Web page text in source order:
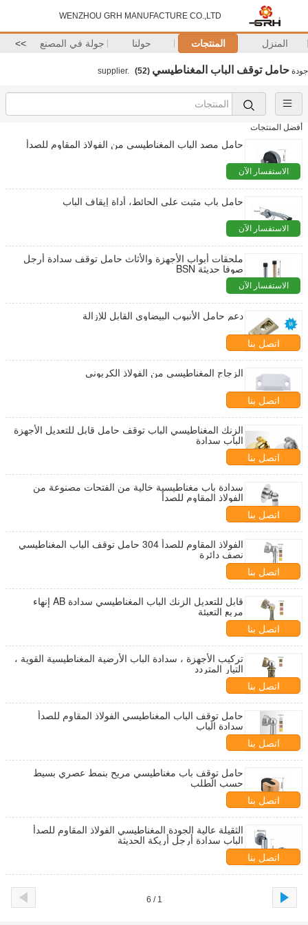
WENZHOU GRH MANUFACTURE CO.,LTD
المنزل المنتجات حولنا جولة في المصنع >>
جودة حامل توقف الباب المغناطيسي (52)
أفضل المنتجات
حامل مصد الباب المغناطيسي من الفولاذ المقاوم للصدأ
الاستفسار الآن
حامل باب مثبت على الحائط، أداة إيقاف الباب
الاستفسار الآن
ملحقات أبواب الأجهزة والأثاث حامل توقف سدادة أرجل
صوفا حديثة BSN
الاستفسار الآن
دعم حامل الأنبوب البيضاوي القابل للإزالة
اتصل بنا
الزجاج المغناطيسي من الفولاذ الكربوني
اتصل بنا
الزنك المغناطيسي الباب توقف حامل قابل للتعديل الأجهزة
الباب سدادة
اتصل بنا
سدادة باب مغناطيسية خالية من الفتحات مصنوعة من
الفولاذ المقاوم للصدأ
اتصل بنا
الفولاذ المقاوم للصدأ 304 حامل توقف الباب المغناطيسي
نصف دائرة
اتصل بنا
قابل للتعديل الزنك الباب المغناطيسي سدادة AB إنهاء
مربع التعبئة
اتصل بنا
تركيب الأجهزة ، سدادة الباب الأرضية المغناطيسية القوية ،
التيار المتردد
اتصل بنا
حامل توقف الباب المغناطيسي الفولاذ المقاوم للصدأ
سدادة الباب
اتصل بنا
حامل توقف باب مغناطيسي مريح بنمط عصري بسيط
حسب الطلب
اتصل بنا
الثقيلة عالية الجودة المغناطيسي الفولاذ المقاوم للصدأ
الباب سدادة أرجل أريكة الحديثة
اتصل بنا
1 / 6